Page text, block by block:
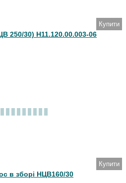
Купити
250/30) Н11.120.00.003-06
Купити
в зборі НЦВ160/30